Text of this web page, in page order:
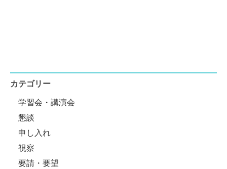
カテゴリー
学習会・講演会
懇談
申し入れ
視察
要請・要望